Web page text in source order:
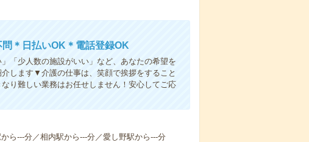
＊日払いOK＊電話登録OK
「少人数の施設がいい」など、あなたの希望を
します▼介護の仕事は、笑顔で挨拶をすること
り難しい業務はお任せしません！安心してご応
ら---分／相内駅から---分／愛し野駅から---分